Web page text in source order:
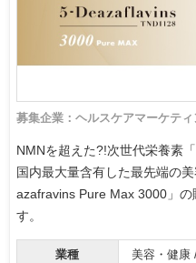
募集企業：ヘルスケアマーケテ
NMNを超えた?!次世代栄養素
国内最大量含有した最先端の
azafravins Pure Max 3000」の
す。
業種 美容・健康